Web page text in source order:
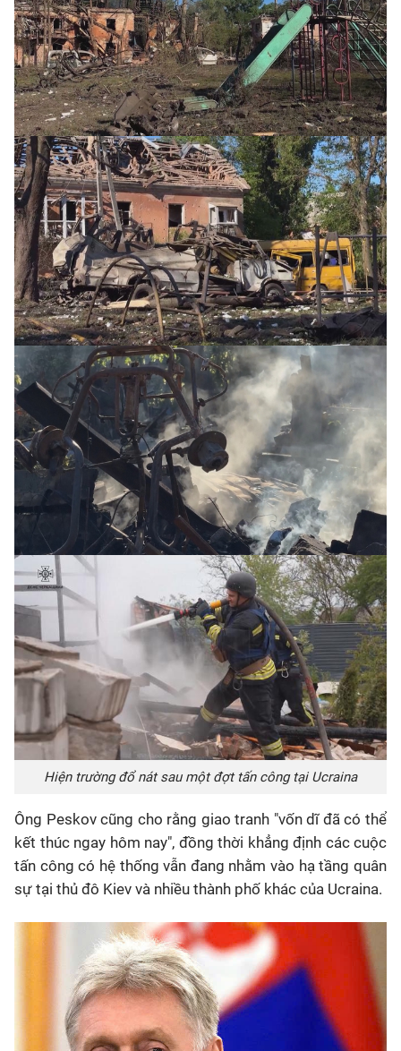
Hiện trường đổ nát sau một đợt tấn công tại Ucraina
Ông Peskov cũng cho rằng giao tranh "vốn dĩ đã có thể
kết thúc ngay hôm nay", đồng thời khẳng định các cuộc
tấn công có hệ thống vẫn đang nhằm vào hạ tầng quân
sự tại thủ đô Kiev và nhiều thành phố khác của Ucraina.